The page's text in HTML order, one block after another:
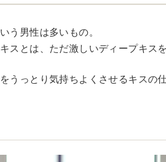
う男性は多いもの。
スとは、ただ激しいディープキス
うっとり気持ちよくさせるキスの